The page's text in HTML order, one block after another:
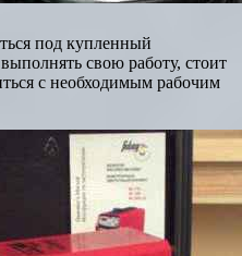
под купленный
свою работу, стоит
с необходимым рабочим